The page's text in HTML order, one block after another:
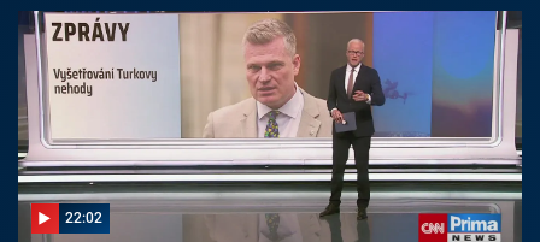
22:02